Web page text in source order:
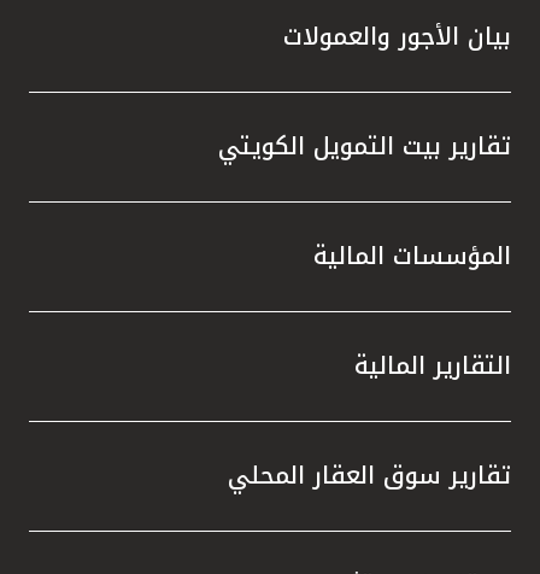
المملكة المتحدة
بيان الأجور والعمولات
تقارير بيت التمويل الكويتي
المؤسسات المالية
التقارير المالية
تقارير سوق العقار المحلي